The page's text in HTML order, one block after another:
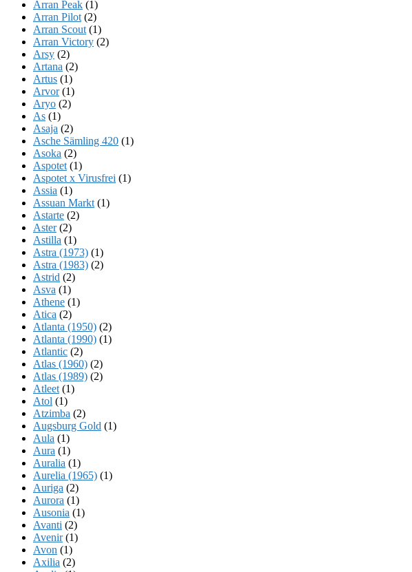
Arran Peak (1)
Arran Pilot (2)
Arran Scout (1)
Arran Victory (2)
Arsy (2)
Artana (2)
Artus (1)
Arvor(1)
Aryo (2)
As (1)
Asaja (2)
Asche Sämling 420 (1)
Asoka (2)
Aspotet (1)
Aspotet x Virusfrei (1)
Assia (1)
Assuan Markt (1)
Astarte (2)
Aster(2)
Astilla (1)
Astra (1973) (1)
Astra (1983) (2)
Astrid (2)
Asva (1)
Athene (1)
Atica (2)
Atlanta (1950) (2)
Atlanta (1990) (1)
Atlantic (2)
Atlas (1960) (2)
Atlas (1989) (2)
Atleet (1)
Atol (1)
Atzimba (2)
Augsburg Gold (1)
Aula (1)
Aura (1)
Auralia (1)
Aurelia (1965) (1)
Auriga (2)
Aurora (1)
Ausonia (1)
Avanti (2)
Avenir(1)
Avon (1)
Axilia (2)